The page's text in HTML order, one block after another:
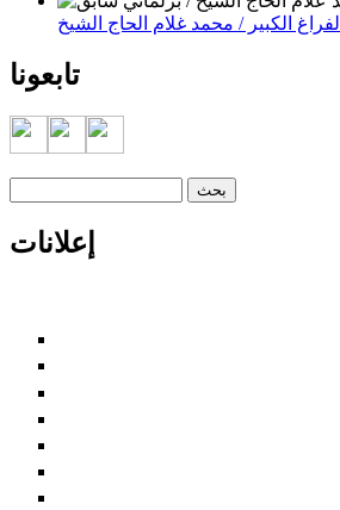
الفراغ الكبير / محمد غلام الحاج الشيخ
تابعونا
إعلانات